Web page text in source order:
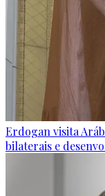
Erdogan visita
bilaterais e